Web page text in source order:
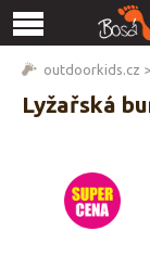
outdoorkids.cz >
Lyžařská